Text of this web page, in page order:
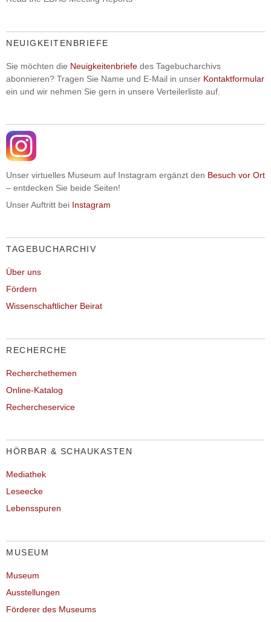
NEUIGKEITENBRIEFE
Sie möchten die Neuigkeitenbriefe des Tagebucharchivs
abonnieren? Tragen Sie Name und E-Mail in unser Kontaktformular
ein und wir nehmen Sie gern in unsere Verteilerliste auf.
Unser virtuelles Museum auf Instagram ergänzt den Besuch vor Ort
– entdecken Sie beide Seiten!
Unser Auftritt bei Instagram
TAGEBUCHARCHIV
Über uns
Fördern
Wissenschaftlicher Beirat
RECHERCHE
Recherchethemen
Online-Katalog
Rechercheservice
HÖRBAR & SCHAUKASTEN
Mediathek
Leseecke
Lebensspuren
MUSEUM
Museum
Ausstellungen
Förderer des Museums